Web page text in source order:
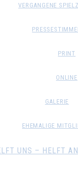
VERGANGENE
PRINT
ONLINE
GALERIE
EHEMALIGE
UNS – HELFT